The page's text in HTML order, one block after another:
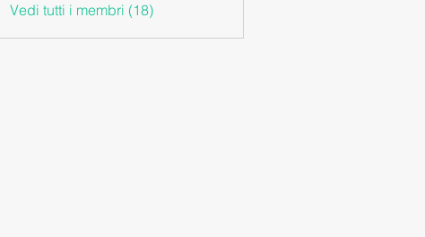
Vedi tutti i membri (18)